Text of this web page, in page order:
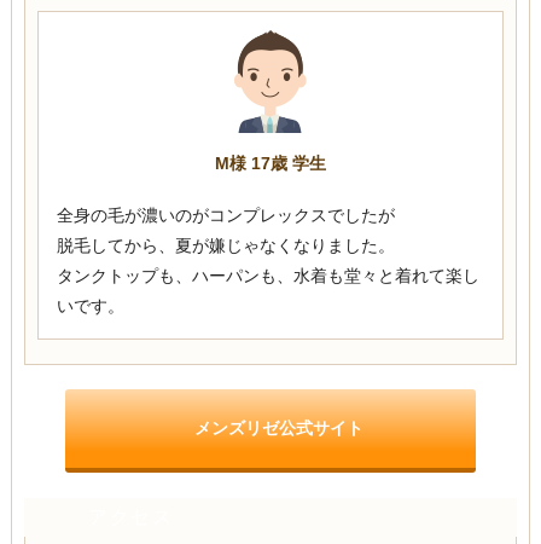
M様 17歳 学生
全身の毛が濃いのがコンプレックスでしたが
脱毛してから、夏が嫌じゃなくなりました。
タンクトップも、ハーパンも、水着も堂々と着れて楽し
いです。
メンズリゼ公式サイト